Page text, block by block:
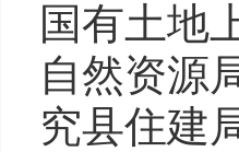
国有土地
自然资源
究县住建